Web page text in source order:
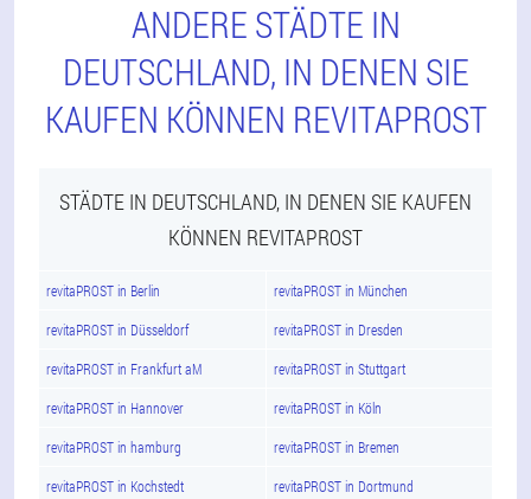
ANDERE STÄDTE IN
DEUTSCHLAND, IN DENEN SIE
KAUFEN KÖNNEN REVITAPROST
STÄDTE IN DEUTSCHLAND, IN DENEN SIE KAUFEN
KÖNNEN REVITAPROST
revitaPROST in Berlin revitaPROST in München
revitaPROST in Düsseldorf revitaPROST in Dresden
revitaPROST in Frankfurt aM revitaPROST in Stuttgart
revitaPROST in Hannover revitaPROST in Köln
revitaPROST in hamburg revitaPROST in Bremen
revitaPROST in Kochstedt revitaPROST in Dortmund